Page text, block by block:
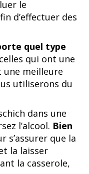
le
d’effectuer des
quel type
qui ont une
une meilleure
utiliserons du
dans une
l’alcool. Bien
s’assurer que la
la laisser
la casserole,